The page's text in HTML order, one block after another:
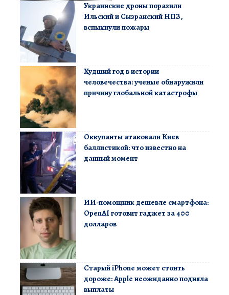
Украинские дроны поразили
Ильский и Сызранский НПЗ,
вспыхнули пожары
Худший год в истории
человечества: ученые обнаружили
причину глобальной катастрофы
Оккупанты атаковали Киев
баллистикой: что известно на
данный момент
ИИ-помощник дешевле смартфона:
OpenAI готовит гаджет за 400
долларов
Старый iPhone может стоить
дороже: Apple неожиданно подняла
выплаты